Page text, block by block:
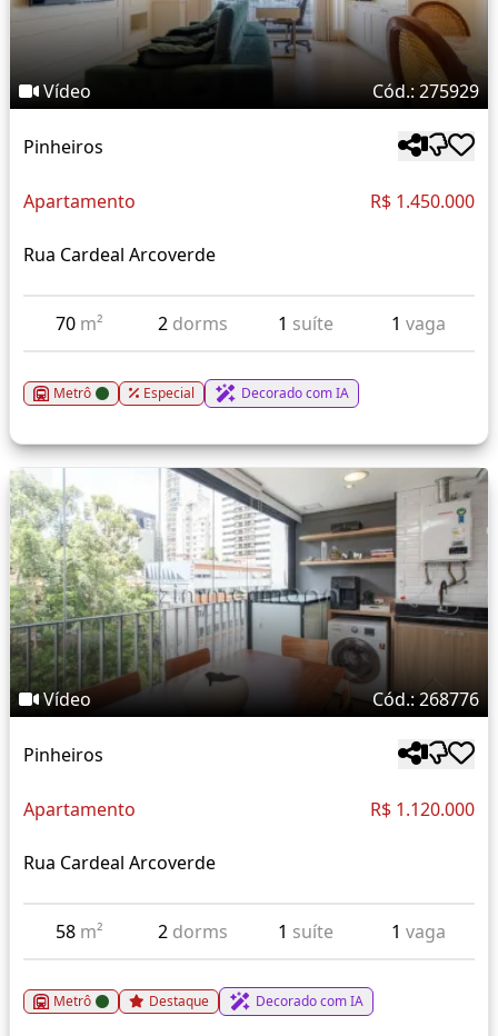
Vídeo Cód.: 275929
Pinheiros
Apartamento R$ 1.450.000
Rua Cardeal Arcoverde
70 m² 2 dorms 1 suíte 1 vaga
Metrô Especial Decorado com IA
Vídeo Cód.: 268776
Pinheiros
Apartamento R$ 1.120.000
Rua Cardeal Arcoverde
58 m² 2 dorms 1 suíte 1 vaga
Metrô Destaque Decorado com IA